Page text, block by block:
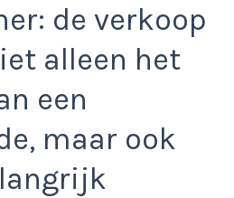
de verkoop
alleen het
een
maar ook